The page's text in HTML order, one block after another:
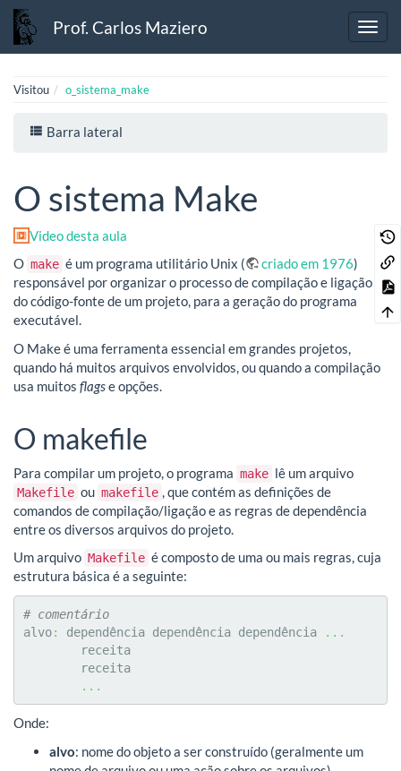
Prof. Carlos Maziero
Visitou o_sistema_make
Barra lateral
O sistema Make
Video desta aula
O make é um programa utilitário Unix ( criado em 1976)
responsável por organizar o processo de compilação e ligação
do código-fonte de um projeto, para a geração do programa
executável.
O Make é uma ferramenta essencial em grandes projetos,
quando há muitos arquivos envolvidos, ou quando a compilação
usa muitos flagse opções.
O makefile
Para compilar um projeto, o programa make lê um arquivo
Makefile ou makefile , que contém as definições de
comandos de compilação/ligação e as regras de dependência
entre os diversos arquivos do projeto.
Um arquivo Makefile é composto de uma ou mais regras, cuja
estrutura básica é a seguinte:
# comentário
alvo: dependência dependência dependência
...
...
Onde:
alvo: nome do objeto a ser construído (geralmente um